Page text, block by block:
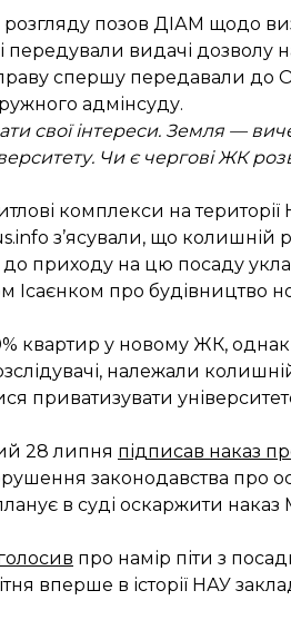
позов ДІАМ щодо
передували видачі дозволу
спершу передавали до
адмінсуду.
свої інтереси. Земля —
Чи є чергові ЖК
комплекси на території
з’ясували, що колишній
приходу на цю посаду
Ісаєнком про будівництво
квартир у новому ЖК,
належали
приватизувати
28 липня підписав наказ
законодавства про
в суді оскаржити
про намір піти з
вперше в історії НАУ